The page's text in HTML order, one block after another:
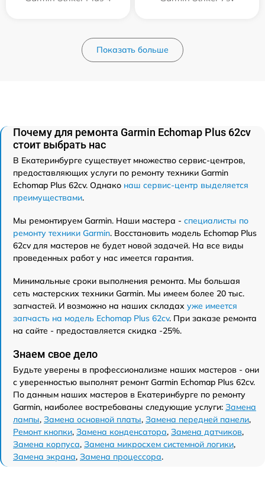
Показать больше
Почему для ремонта Garmin Echomap Plus 62cv
стоит выбрать нас
В Екатеринбурге существует множество сервис-центров,
предоставляющих услуги по ремонту техники Garmin
Echomap Plus 62cv. Однако наш сервис-центр выделяется
преимуществами.
Мы ремонтируем Garmin. Наши мастера - специалисты по
ремонту техники Garmin. Восстановить модель Echomap Plus
62cv для мастеров не будет новой задачей. На все виды
проведенных работ у нас имеется гарантия.
Минимальные сроки выполнения ремонта. Мы большая
сеть мастерских техники Garmin. Мы имеем более 20 тыс.
запчастей. И возможно на наших складах уже имеется
запчасть на модель Echomap Plus 62cv. При заказе ремонта
на сайте - предоставляется скидка -25%.
Знаем свое дело
Будьте уверены в профессионализме наших мастеров - они
с уверенностью выполнят ремонт Garmin Echomap Plus 62cv.
По данным наших мастеров в Екатеринбурге по ремонту
Garmin, наиболее востребованы следующие услуги: Замена
лампы, Замена основной платы, Замена передней панели,
Ремонт кнопки, Замена конденсатора, Замена датчиков,
Замена корпуса, Замена микросхем системной логики,
Замена экрана, Замена процессора.